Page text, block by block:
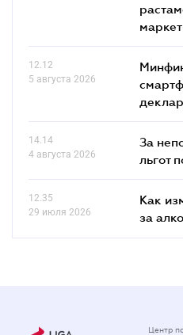
12.12
5 августа 2026
14.14
4 августа 2026
За
льгот
12.35
29 июля 2026
Как
за
Центр